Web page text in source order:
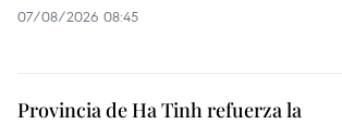
07/08/2026 08:45
Provincia de Ha Tinh refuerza la